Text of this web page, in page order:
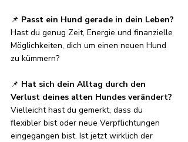
📌 Passt ein Hund gerade in dein Leben?
Hast du genug Zeit, Energie und finanzielle
Möglichkeiten, dich um einen neuen Hund
zu kümmern?
📌 Hat sich dein Alltag durch den
Verlust deines alten Hundes verändert?
Vielleicht hast du gemerkt, dass du
flexibler bist oder neue Verpflichtungen
eingegangen bist. Ist jetzt wirklich der